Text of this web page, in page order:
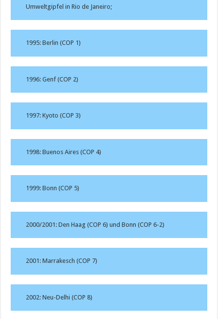
Umweltgipfel in Rio de Janeiro;
1995: Berlin (COP 1)
1996: Genf (COP 2)
1997: Kyoto (COP 3)
1998: Buenos Aires (COP 4)
1999: Bonn (COP 5)
2000/2001: Den Haag (COP 6) und Bonn (COP 6-2)
2001: Marrakesch (COP 7)
2002: Neu-Delhi (COP 8)